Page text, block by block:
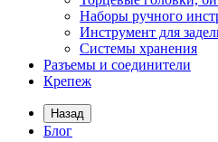
Наборы ручного
Инструмент для
Системы хранения
Разъемы и соединители
Крепеж
Назад
Блог